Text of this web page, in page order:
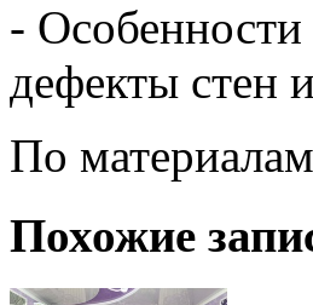
-
дефекты стен
По
Похожие